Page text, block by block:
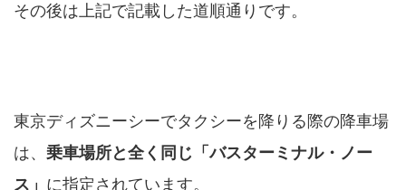
その後は上記で記載した道順通りです。
東京ディズニーシーでタクシーを降りる際の降車場
は、 乗車場所と全く同じ「バスターミナル・ノー
ス」 に指定されています。